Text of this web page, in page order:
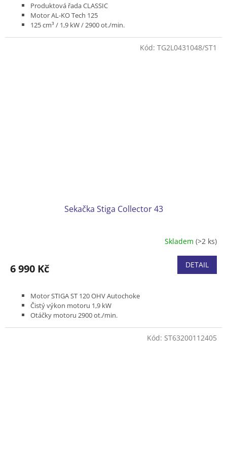
Produktová řada CLASSIC
Motor AL-KO Tech 125
125 cm³ / 1,9 kW / 2900 ot./min.
Sekačka Stiga Collector 43
Skladem (>2 ks)
6 990 Kč DETAIL
Motor STIGA ST 120 OHV Autochoke
Čistý výkon motoru 1,9 kW
Otáčky motoru 2900 ot./min.
Kód: TG2L0431048/ST1
Kód: ST63200112405